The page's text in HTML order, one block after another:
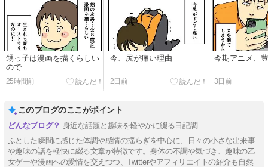
甥っ子は漫画を描くらしい
ので
25時間前
今、尻が痛い理由
2日前
今期アニメ、
3日前
このブログのここがポイント
身近な話題と趣味を軽やかに綴る日記調
ふとした瞬間に感じた体調や感情の揺らぎを中心に、日々の小さな出来事
や趣味の話を軽快に綴る文章が特徴です。身体の不調や気づき、趣味の乙
女ゲーや漫画への愛情を交えつつ、Twitterやアフィリエイトの紹介も自然